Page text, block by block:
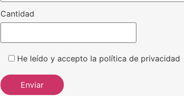
Cantidad
He leído y accepto la política de privacidad